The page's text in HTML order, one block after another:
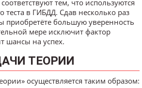
тем, что используются
теста в ГИБДД. Сдав несколько раз
приобретёте большую уверенность
мере исключит фактор
шансы на успех.
ТЕОРИИ
осуществляется таким образом: